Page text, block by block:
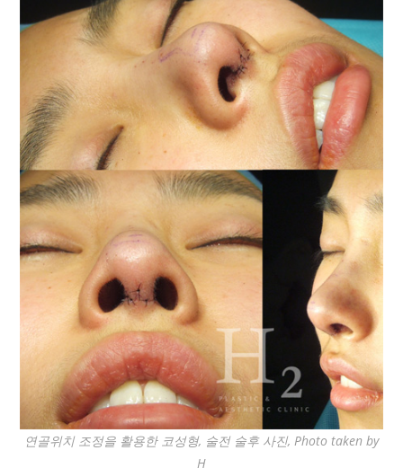
연골위치 조정을 활용한 코성형, 술전 술후 사진, Photo taken by
H